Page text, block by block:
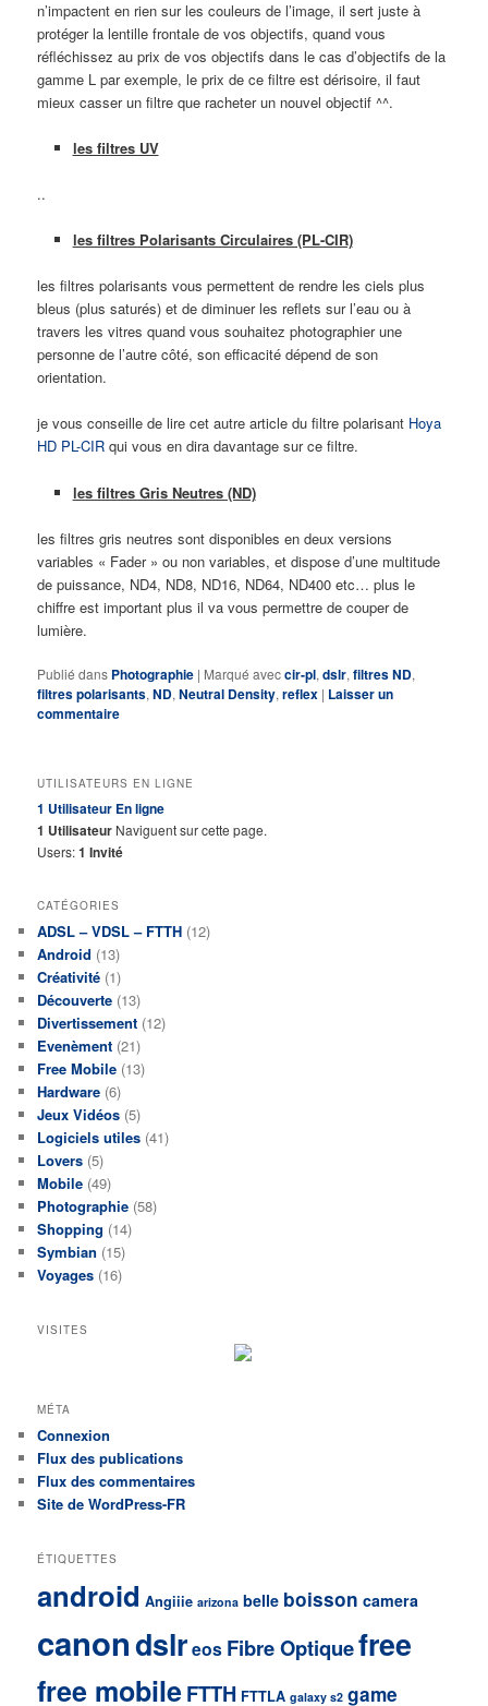
n’impactent en rien sur les couleurs de l’image, il sert juste à
protéger la lentille frontale de vos objectifs, quand vous
réfléchissez au prix de vos objectifs dans le cas d’objectifs de la
gamme L par exemple, le prix de ce filtre est dérisoire, il faut
mieux casser un filtre que racheter un nouvel objectif ^^.
les filtres UV
..
les filtres Polarisants Circulaires (PL-CIR)
les filtres polarisants vous permettent de rendre les ciels plus
bleus (plus saturés) et de diminuer les reflets sur l’eau ou à
travers les vitres quand vous souhaitez photographier une
personne de l’autre côté, son efficacité dépend de son
orientation.
je vous conseille de lire cet autre article du filtre polarisant Hoya
HD PL-CIR qui vous en dira davantage sur ce filtre.
les filtres Gris Neutres (ND)
les filtres gris neutres sont disponibles en deux versions
variables « Fader » ou non variables, et dispose d’une multitude
de puissance, ND4, ND8, ND16, ND64, ND400 etc… plus le
chiffre est important plus il va vous permettre de couper de
lumière.
Publié dans Photographie | Marqué aveccir-pl,dslr,filtres ND,
filtres polarisants,ND,Neutral Density,reflex | Laisser un
commentaire
UTILISATEURS EN LIGNE
1 Utilisateur En ligne
1 Utilisateur Naviguent sur cette page.
Users:1 Invité
CATÉGORIES
ADSL – VDSL – FTTH (12)
Android (13)
Créativité (1)
Découverte (13)
Divertissement (12)
Evenèment (21)
Free Mobile (13)
Hardware (6)
Jeux Vidéos (5)
Logiciels utiles (41)
Lovers (5)
Mobile (49)
Photographie (58)
Shopping (14)
Symbian (15)
Voyages (16)
VISITES
MÉTA
Connexion
Flux des publications
Flux des commentaires
Site de WordPress-FR
ÉTIQUETTES
android Angiiie arizona belle boisson camera
canondslreos Fibre Optiquefree
free mobileFTTH FTTLA galaxy s2 game